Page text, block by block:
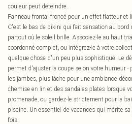
couleur peut déteindre.
Panneau frontal froncé pour un effet flatteur et
C'est le bas de bikini qui fait sensation au bord
partout où le soleil brille. Associez-le au haut
coordonné complet, ou intégrez-le à votre
quelque chose d'un peu plus sophistiqué. Le
permet d'ajuster la coupe selon votre humeur -
les jambes, plus lâche pour une ambiance
chemise en lin et des sandales plates lorsque
promenade, ou gardez-le strictement pour la
piscine. Un essentiel de vacances qui mérite
fois.